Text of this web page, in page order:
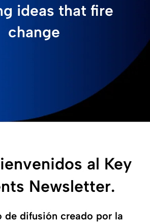
ideas that fire
change
al Key
Newsletter.
de difusión creado por la